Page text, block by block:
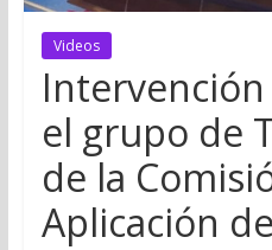
Videos
Intervención
el grupo de
de la
Aplicación